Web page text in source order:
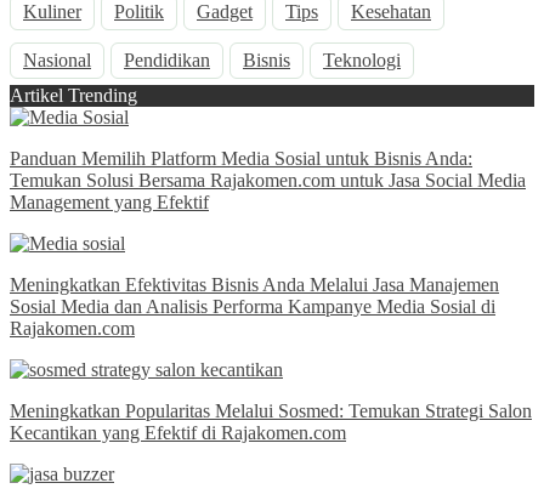
Kuliner Politik Gadget Tips Kesehatan
Nasional Pendidikan Bisnis
Teknologi
Artikel Trending
Panduan Memilih Platform Media Sosial untuk Bisnis Anda:
Temukan Solusi Bersama Rajakomen.com untuk Jasa Social Media
Management yang Efektif
Meningkatkan Efektivitas Bisnis Anda Melalui Jasa Manajemen
Sosial Media dan Analisis Performa Kampanye Media Sosial di
Rajakomen.com
Meningkatkan Popularitas Melalui Sosmed: Temukan Strategi Salon
Kecantikan yang Efektif di Rajakomen.com